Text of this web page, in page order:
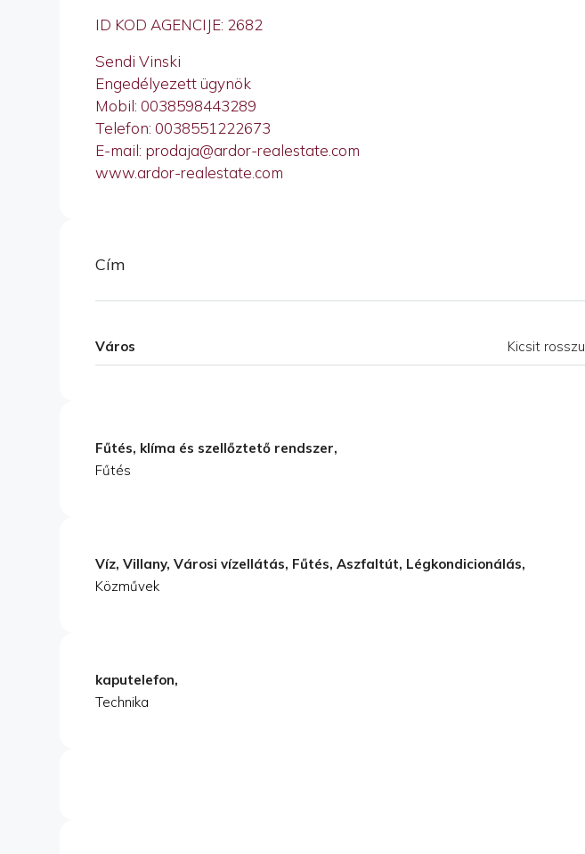
ID KOD AGENCIJE: 2682
Sendi Vinski
Engedélyezett ügynök
Mobil: 0038598443289
Telefon: 0038551222673
E-mail: prodaja@ardor-realestate.com
www.ardor-realestate.com
Cím
Város Kicsit rosszul
Fűtés, klíma és szellőztető rendszer,
Fűtés
Víz, Villany, Városi vízellátás, Fűtés, Aszfaltút, Légkondicionálás,
Közművek
kaputelefon,
Technika